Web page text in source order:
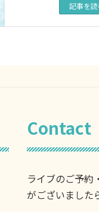
記事を読
Contact
ライブのご予約
がございました